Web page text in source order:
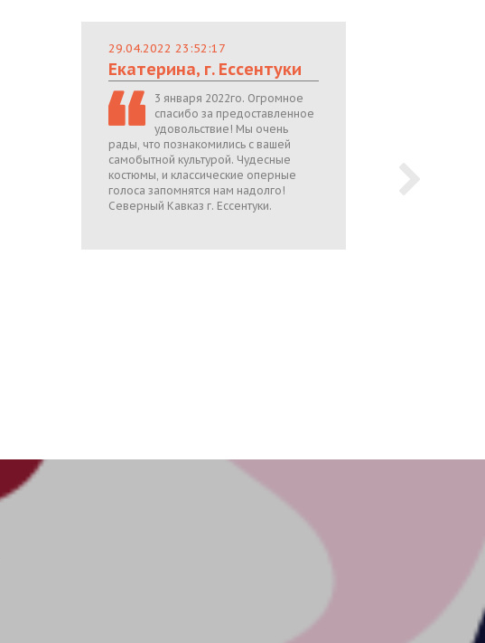
29.04.2022 23:52:17
Екатерина, г. Ессентуки
3 января 2022го. Огромное
спасибо за предоставленное
удовольствие! Мы очень
рады, что познакомились с вашей
самобытной культурой. Чудесные
костюмы, и классические оперные
голоса запомнятся нам надолго!
Северный Кавказ г. Ессентуки.